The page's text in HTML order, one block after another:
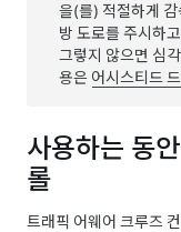
을(를) 적절하게
방 도로를 주시하
그렇지 않으면 심
용은 어시스티드
사용하는 동안
롤
트래픽 어웨어 크루즈